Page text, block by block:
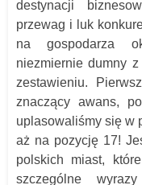
destynacji
przewag i luk
na gospodarza
niezmiernie dumny
zestawieniu.
znaczący awans,
uplasowaliśmy się w
aż na pozycję 17!
polskich miast,
szczególne